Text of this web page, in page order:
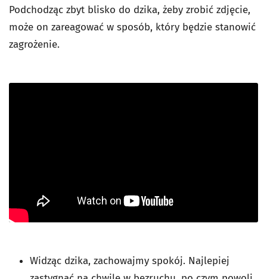
Podchodząc zbyt blisko do dzika, żeby zrobić zdjęcie,
może on zareagować w sposób, który będzie stanowić
zagrożenie.
Widząc dzika, zachowajmy spokój. Najlepiej